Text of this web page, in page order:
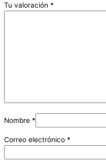
Tu valoración *
Nombre *
Correo electrónico *